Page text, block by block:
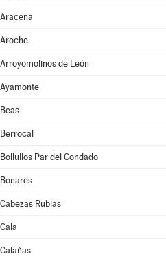
Aracena
Aroche
Arroyomolinos de León
Ayamonte
Beas
Berrocal
Bollullos Par del Condado
Bonares
Cabezas Rubias
Cala
Calañas